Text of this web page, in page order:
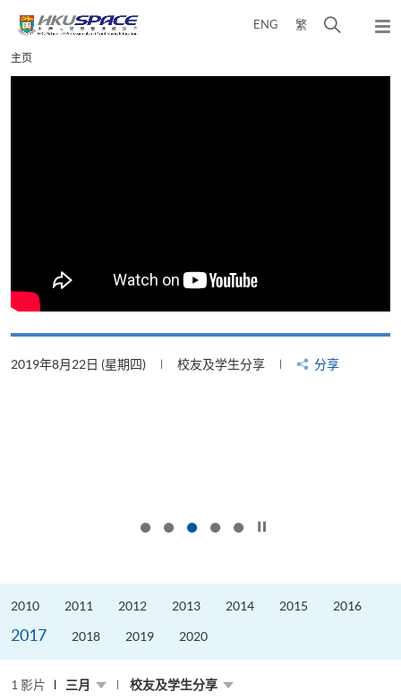
content
ENG 繁
弹
Main
content
主页
2019年8月22日 (星期四) 校友及学生分享 分享
2010 2011 2012 2013 2014 2015 2016
2017 2018 2019 2020
1 影片 三月 校友及学生分享